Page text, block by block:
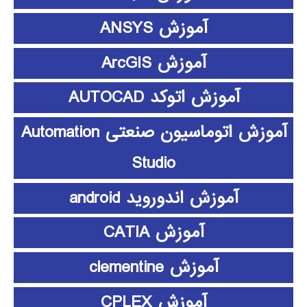
آموزش ANSYS
آموزش ArcGIS
آموزش اتوکد AUTOCAD
آموزش اتوماسیون صنعتی Automation
Studio
آموزش اندوروید android
آموزش CATIA
آموزش clementine